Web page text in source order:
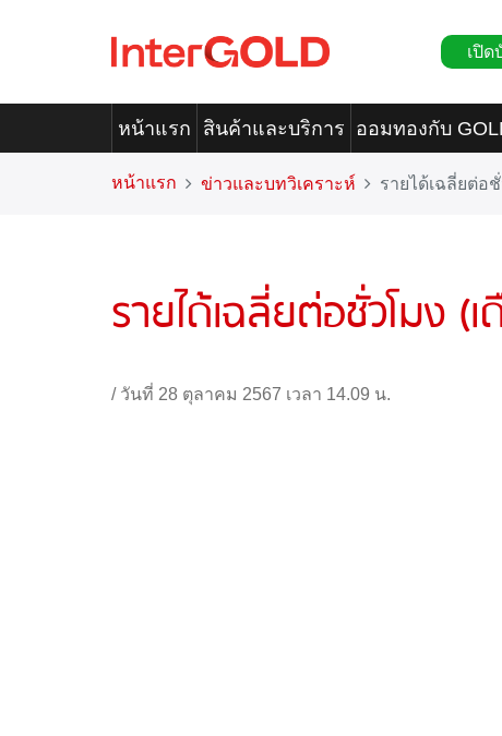
เปิ
หน้าแรก สินค้าและบริการ ออมทองกับ
หน้าแรก ข่าวและบทวิเคราะห์ รายได้เฉลี่ยต่อ
รายได้เฉลี่ยต่อชั่วโมง
/ วันที่ 28 ตุลาคม 2567 เวลา 14.09 น.